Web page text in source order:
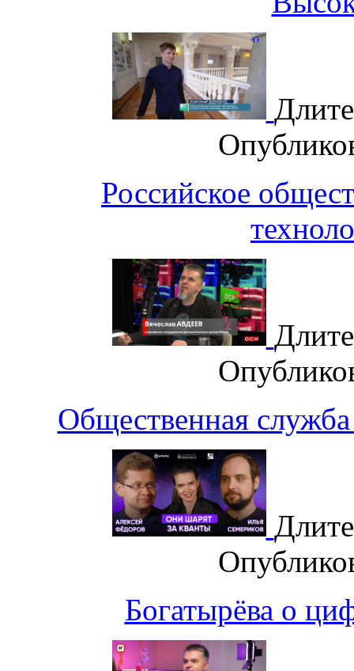
Российское
Общественная
Богатырёва о